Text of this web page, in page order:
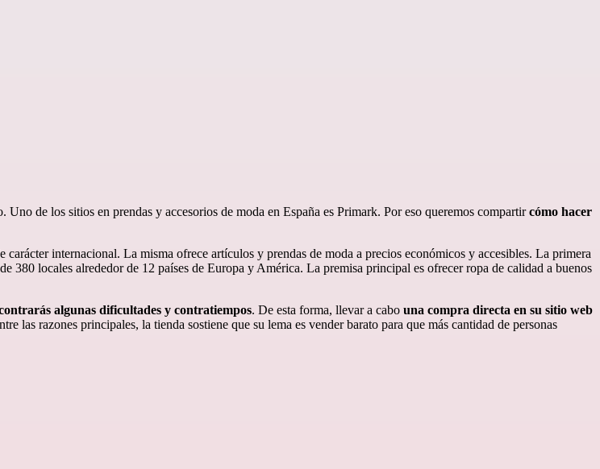
de los sitios en prendas y accesorios de moda en España es Primark. Por eso queremos compartircómo hacer
internacional. La misma ofrece artículos y prendas de moda a precios económicos y accesibles. La primera
380 locales alrededor de 12 países de Europa y América. La premisa principal es ofrecer ropa de calidad a buenos
algunas dificultades y contratiempos. De esta forma, llevar a cabo una compra directa en su sitio web
las razones principales, la tienda sostiene que su lema es vender barato para que más cantidad de personas